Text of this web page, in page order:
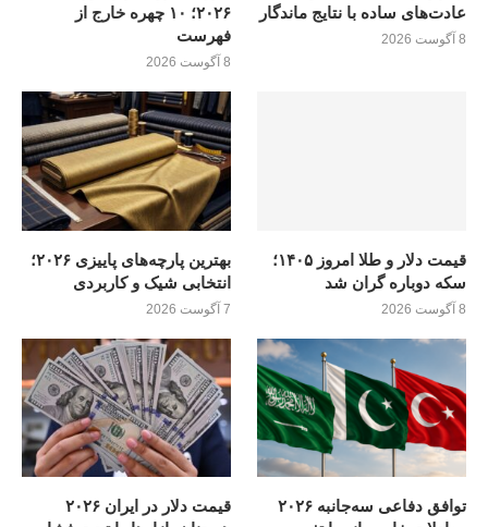
عادت‌های ساده با نتایج ماندگار
8 آگوست 2026
۲۰۲۶؛ ۱۰ چهره خارج از
فهرست
8 آگوست 2026
قیمت دلار و طلا امروز ۱۴۰۵؛
سکه دوباره گران شد
8 آگوست 2026
بهترین پارچه‌های پاییزی ۲۰۲۶؛
انتخابی شیک و کاربردی
7 آگوست 2026
توافق دفاعی سه‌جانبه ۲۰۲۶
قیمت دلار در ایران ۲۰۲۶